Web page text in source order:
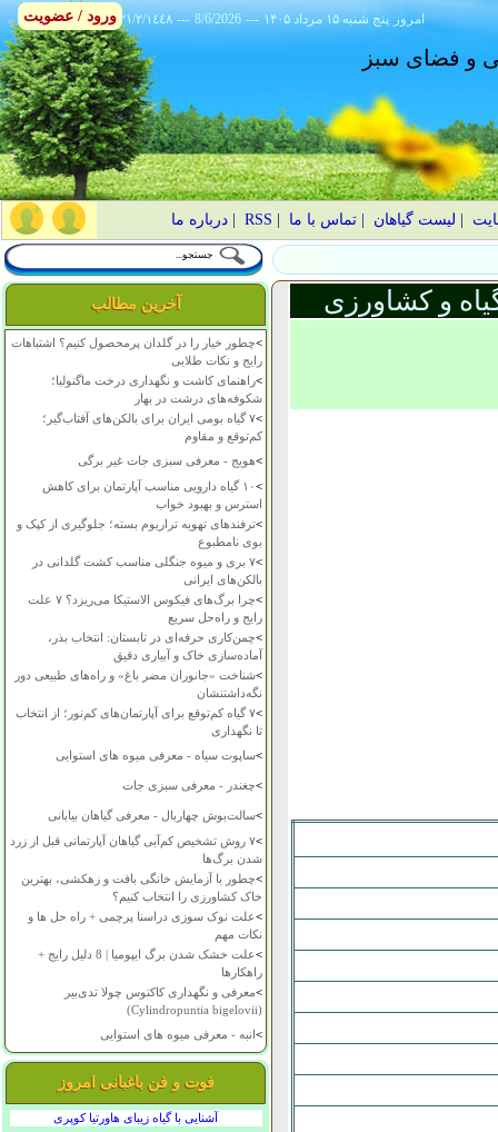
٢١/٢/١٤٤٨ --- 8/6/2026 --- ۱۴۰۵ پنج شنبه ۱۵ مرداد امروز
و فضای سبز
لیست گیاهان |تماس با ما RSS
|درباره ما
آخرین مطالب
>چطور خیار را در گلدان پرمحصول کنیم؟ اشتباهات
رایج و نکات طلایی
>راهنمای کاشت و نگهداری درخت ماگنولیا؛
شکوفه‌های درشت در بهار
>
۷ گیاه بومی ایران برای بالکن‌های آفتاب‌گیر؛
کم‌توقع و مقاوم
>هویج - معرفی سبزی جات غیر برگی
>
۱۰ گیاه دارویی مناسب آپارتمان برای کاهش
استرس و بهبود خواب
>ترفندهای تهویه تراریوم بسته؛ جلوگیری از کپک و
بوی نامطبوع
>
۷ بری و میوه جنگلی مناسب کشت گلدانی در
بالکن‌های ایرانی
>
چرا برگ‌های فیکوس الاستیکا می‌ریزد؟ ۷ علت
رایج و راه‌حل سریع
>چمن‌کاری حرفه‌ای در تابستان: انتخاب بذر،
آماده‌سازی خاک و آبیاری دقیق
>شناخت «جانوران مضر باغ» و راه‌های طبیعی دور
نگه‌داشتنشان
>
۷ گیاه کم‌توقع برای آپارتمان‌های کم‌نور؛ از انتخاب
تا نگهداری
>ساپوت سیاه - معرفی میوه های استوایی
>چغندر - معرفی سبزی جات
>سالت‌بوش چهاربال - معرفی گیاهان بیابانی
>
۷ روش تشخیص کم‌آبی گیاهان آپارتمانی قبل از زرد
شدن برگ‌ها
>چطور با آزمایش خانگی بافت و زهکشی، بهترین
خاک کشاورزی را انتخاب کنیم؟
>علت نوک سوزی دراسنا پرچمی + راه حل ها و
نکات مهم
>
علت خشک شدن برگ ایپومیا | 8 دلیل رایج +
راهکارها
>معرفی و نگهداری کاکتوس چولا تدی‌بیر
(Cylindropuntia bigelovii)
>انبه - معرفی میوه های استوایی
فوت و فن باغبانی امروز
آشنایی با گیاه زیبای هاورتیا کوپری
و کشاورزی
ورود / عضویت